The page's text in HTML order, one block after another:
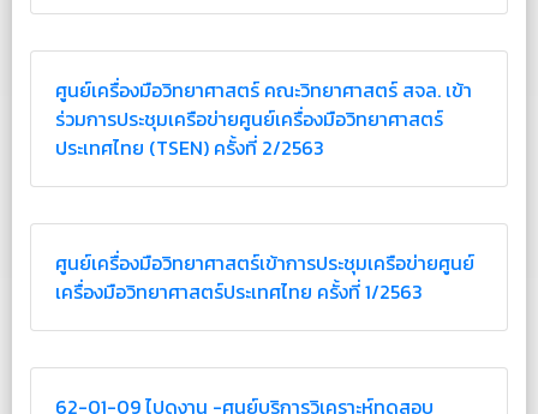
ศูนย์เครื่องมือวิทยาศาสตร์ คณะวิทยาศาสตร์ สจล. เข้า
ร่วมการประชุมเครือข่ายศูนย์เครื่องมือวิทยาศาสตร์
ประเทศไทย (TSEN) ครั้งที่ 2/2563
ศูนย์เครื่องมือวิทยาศาสตร์เข้าการประชุมเครือข่ายศูนย์
เครื่องมือวิทยาศาสตร์ประเทศไทย ครั้งที่ 1/2563
62-01-09 ไปดูงาน -ศูนย์บริการวิเคราะห์ทดสอบ